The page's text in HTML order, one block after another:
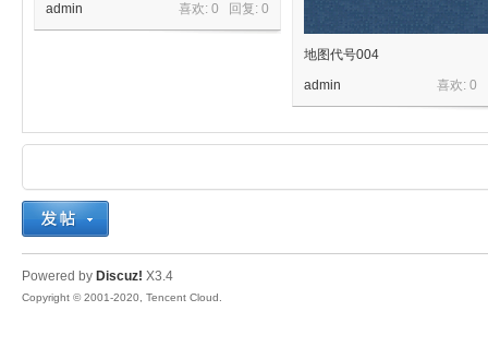
喜欢: 0 回复: 0
admin
地图代号004
喜欢: 0
admin
Powered by Discuz! X3.4
Copyright © 2001-2020, Tencent Cloud.